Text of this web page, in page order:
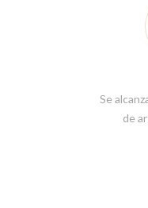
Se
de